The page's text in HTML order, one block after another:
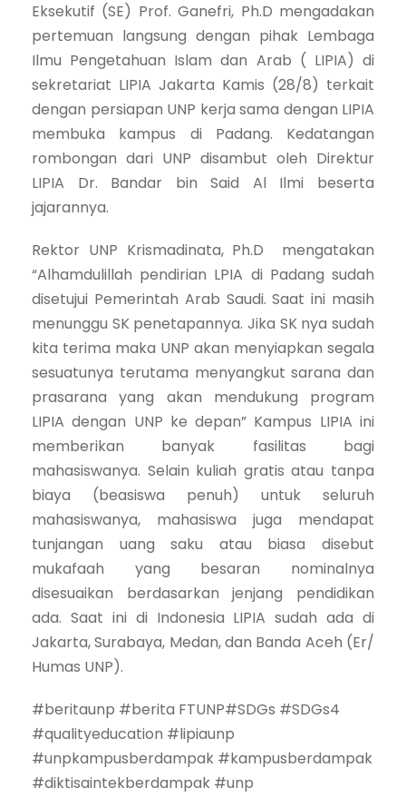
Eksekutif (SE) Prof. Ganefri, Ph.D mengadakan
pertemuan langsung dengan pihak Lembaga
Ilmu Pengetahuan Islam dan Arab ( LIPIA) di
sekretariat LIPIA Jakarta Kamis (28/8) terkait
dengan persiapan UNP kerja sama dengan LIPIA
membuka kampus di Padang. Kedatangan
rombongan dari UNP disambut oleh Direktur
LIPIA Dr. Bandar bin Said Al Ilmi beserta
jajarannya.
Rektor UNP Krismadinata, Ph.D mengatakan
“Alhamdulillah pendirian LPIA di Padang sudah
disetujui Pemerintah Arab Saudi. Saat ini masih
menunggu SK penetapannya. Jika SK nya sudah
kita terima maka UNP akan menyiapkan segala
sesuatunya terutama menyangkut sarana dan
prasarana yang akan mendukung program
LIPIA dengan UNP ke depan” Kampus LIPIA ini
memberikan banyak fasilitas bagi
mahasiswanya. Selain kuliah gratis atau tanpa
biaya (beasiswa penuh) untuk seluruh
mahasiswanya, mahasiswa juga mendapat
tunjangan uang saku atau biasa disebut
mukafaah yang besaran nominalnya
disesuaikan berdasarkan jenjang pendidikan
ada. Saat ini di Indonesia LIPIA sudah ada di
Jakarta, Surabaya, Medan, dan Banda Aceh (Er/
Humas UNP).
#beritaunp #berita FTUNP#SDGs #SDGs4
#qualityeducation #lipiaunp
#unpkampusberdampak #kampusberdampak
#diktisaintekberdampak #unp